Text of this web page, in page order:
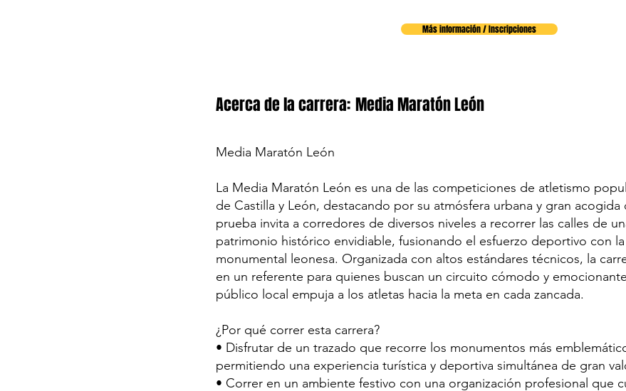
Más información / Inscripciones
Acerca de la carrera: Media Maratón León
Media Maratón León
La Media Maratón León es una de las competiciones de atletismo
de Castilla y León, destacando por su atmósfera urbana y gran acogida
prueba invita a corredores de diversos niveles a recorrer las calles de
patrimonio histórico envidiable, fusionando el esfuerzo deportivo con
monumental leonesa. Organizada con altos estándares técnicos, la
en un referente para quienes buscan un circuito cómodo y
público local empuja a los atletas hacia la meta en cada zancada.
¿Por qué correr esta carrera?
• Disfrutar de un trazado que recorre los monumentos más
permitiendo una experiencia turística y deportiva simultánea de gran
• Correr en un ambiente festivo con una organización profesional que